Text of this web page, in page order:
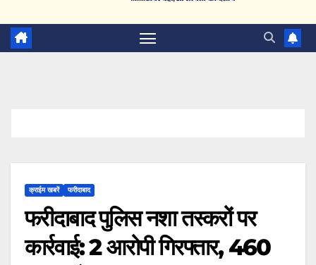
क्राईम खबरें फरीदाबाद
फरीदाबाद पुलिस नशा तस्करों पर
कार्रवाई: 2 आरोपी गिरफ्तार, 460